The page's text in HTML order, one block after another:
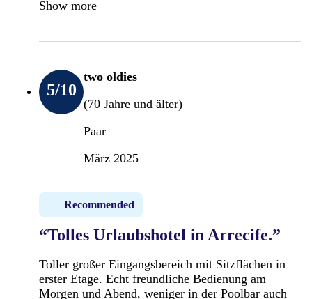
Show more
5/10
two oldies
(70 Jahre und älter)
Paar
März 2025
Recommended
“Tolles Urlaubshotel in Arrecife.”
Toller großer Eingangsbereich mit Sitzflächen in
erster Etage. Echt freundliche Bedienung am
Morgen und Abend, weniger in der Poolbar auch